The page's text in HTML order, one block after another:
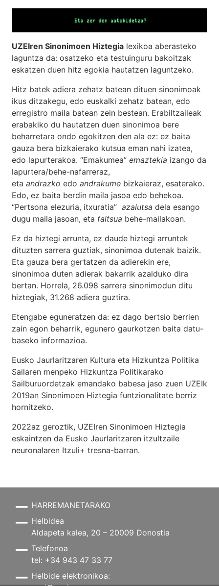
UZEIren Sinonimoen Hiztegia lexikoa aberasteko
laguntza da: osatzeko eta testuinguru bakoitzak
eskatzen duen hitz egokia hautatzen laguntzeko.
Hitz batek adiera zehatz batean dituen sinonimoak
ikus ditzakegu, edo euskalki zehatz batean, edo
erregistro maila batean zein bestean. Erabiltzaileak
erabakiko du hautatzen duen sinonimoa bere
beharretara ondo egokitzen den ala ez: ez baita
gauza bera bizkaierako kutsua eman nahi izatea,
edo lapurterakoa. “Emakumea” emaztekia izango da
lapurtera/behe-nafarreraz,
eta andrazko edo andrakume bizkaieraz, esaterako.
Edo, ez baita berdin maila jasoa edo behekoa.
“Pertsona elezuria, itxuratia” azalutsa dela esango
dugu maila jasoan, eta faltsua behe-mailakoan.
Ez da hiztegi arrunta, ez daude hiztegi arruntek
dituzten sarrera guztiak, sinonimoa dutenak baizik.
Eta gauza bera gertatzen da adierekin ere,
sinonimoa duten adierak bakarrik azalduko dira
bertan. Horrela, 26.098 sarrera sinonimodun ditu
hiztegiak, 31.268 adiera guztira.
Etengabe eguneratzen da: ez dago bertsio berrien
zain egon beharrik, egunero gaurkotzen baita datu-
baseko informazioa.
Eusko Jaurlaritzaren Kultura eta Hizkuntza Politika
Sailaren menpeko Hizkuntza Politikarako
Sailburuordetzak emandako babesa jaso zuen UZEIk
2019an Sinonimoen Hiztegia funtzionalitate berriz
hornitzeko.
2022az geroztik, UZEIren Sinonimoen Hiztegia
eskaintzen da Eusko Jaurlaritzaren itzultzaile
neuronalaren Itzuli+ tresna-barran.
HARREMANETARAKO
Helbidea
Aldapeta kalea, 20 – 20009 Donostia
Telefonoa
tel: +34 943 47 33 77
Helbide elektronikoa: